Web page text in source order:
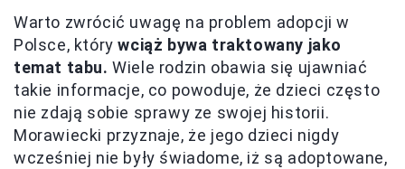
Warto zwrócić uwagę na problem adopcji w
Polsce, którywciąż bywa traktowany jako
temat tabu. Wiele rodzin obawia się ujawniać
takie informacje, co powoduje, że dzieci często
nie zdają sobie sprawy ze swojej historii.
Morawiecki przyznaje, że jego dzieci nigdy
wcześniej nie były świadome, iż są adoptowane,